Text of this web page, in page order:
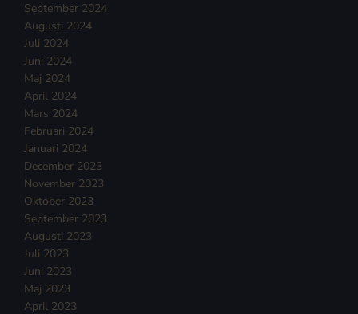
September 2024
Augusti 2024
Juli 2024
Juni 2024
Maj 2024
April 2024
Mars 2024
Februari 2024
Januari 2024
December 2023
November 2023
Oktober 2023
September 2023
Augusti 2023
Juli 2023
Juni 2023
Maj 2023
April 2023